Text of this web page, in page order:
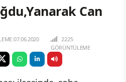
Can
2225
GÖRÜNTÜLEME